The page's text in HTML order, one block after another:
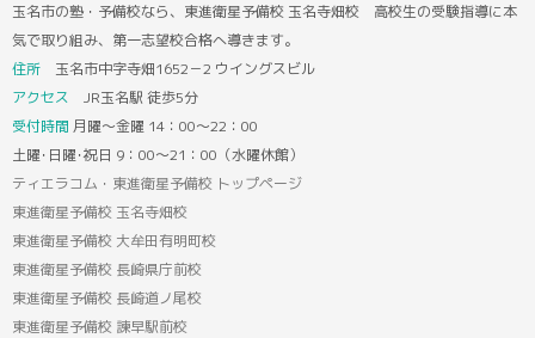
玉名市の塾・予備校なら、東進衛星予備校 玉名寺畑校 高校生の受験指導に本
気で取り組み、第一志望校合格へ導きます。
住所 玉名市中字寺畑1652－2 ウイングスビル
アクセス JR玉名駅 徒歩5分
受付時間 月曜～金曜 14：00～22：00
土曜･日曜･祝日 9：00～21：00（水曜休館）
ティエラコム・東進衛星予備校 トップページ
東進衛星予備校 玉名寺畑校
東進衛星予備校 大牟田有明町校
東進衛星予備校 長崎県庁前校
東進衛星予備校 長崎道ノ尾校
東進衛星予備校 諫早駅前校